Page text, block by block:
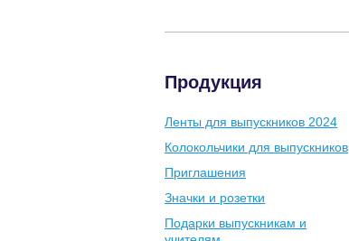
Продукция
Ленты для выпускников 2024
Колокольчики для выпускников
Приглашения
Значки и розетки
Подарки выпускникам и